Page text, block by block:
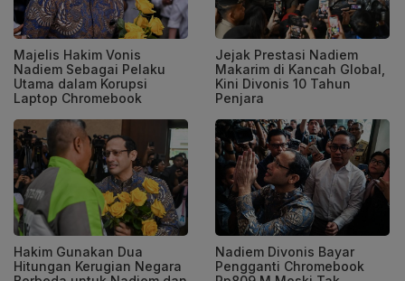
Majelis Hakim Vonis
Nadiem Sebagai Pelaku
Utama dalam Korupsi
Laptop Chromebook
Jejak Prestasi Nadiem
Makarim di Kancah Global,
Kini Divonis 10 Tahun
Penjara
Hakim Gunakan Dua
Hitungan Kerugian Negara
Nadiem Divonis Bayar
Pengganti Chromebook